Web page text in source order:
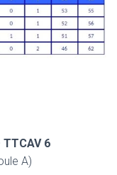
TTCAV 6
A)